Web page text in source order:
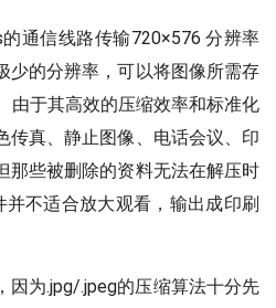
通信线路传输720×576 分辨率
少的分辨率，可以将图像所需存
由于其高效的压缩效率和标准化
传真、静止图像、电话会议、印
那些被删除的资料无法在解压时
不适合放大观看，输出成印刷
因为.jpg/.jpeg的压缩算法十分先